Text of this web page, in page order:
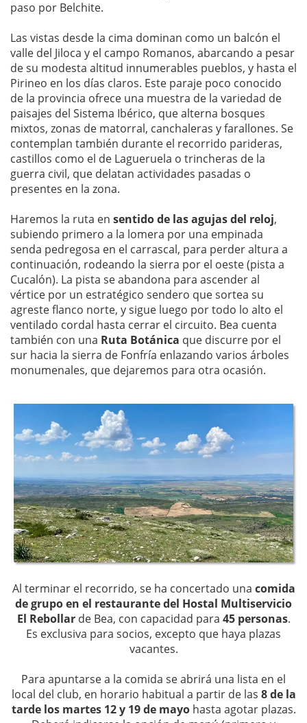
paso por Belchite.
Las vistas desde la cima dominan como un balcón el
valle del Jiloca y el campo Romanos, abarcando a pesar
de su modesta altitud innumerables pueblos, y hasta el
Pirineo en los días claros. Este paraje poco conocido
de la provincia ofrece una muestra de la variedad de
paisajes del Sistema Ibérico, que alterna bosques
mixtos, zonas de matorral, canchaleras y farallones. Se
contemplan también durante el recorrido parideras,
castillos como el de Lagueruela o trincheras de la
guerra civil, que delatan actividades pasadas o
presentes en la zona.
Haremos la ruta en sentido de las agujas del reloj,
subiendo primero a la lomera por una empinada
senda pedregosa en el carrascal, para perder altura a
continuación, rodeando la sierra por el oeste (pista a
Cucalón). La pista se abandona para ascender al
vértice por un estratégico sendero que sortea su
agreste flanco norte, y sigue luego por todo lo alto el
ventilado cordal hasta cerrar el circuito. Bea cuenta
también con una Ruta Botánica que discurre por el
sur hacia la sierra de Fonfría enlazando varios árboles
monumenales, que dejaremos para otra ocasión.
Al terminar el recorrido, se ha concertado una comida
de grupo en el restaurante del Hostal Multiservicio
El Rebollarde Bea, con capacidad para 45 personas.
Es exclusiva para socios, excepto que haya plazas
vacantes.
Para apuntarse a la comida se abrirá una lista en el
local del club, en horario habitual a partir de las 8 de la
tarde los martes 12 y 19 de mayohasta agotar plazas.